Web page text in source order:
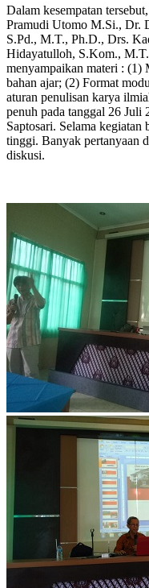
Dalam kesempatan
Pramudi Utomo M.Si., Dr.
S.Pd., M.T., Ph.D., Drs.
Hidayatulloh, S.Kom.,
menyampaikan materi : (1)
bahan ajar; (2) Format
aturan penulisan karya
penuh pada tanggal 26
Saptosari. Selama kegiatan
tinggi. Banyak pertanyaan
diskusi.